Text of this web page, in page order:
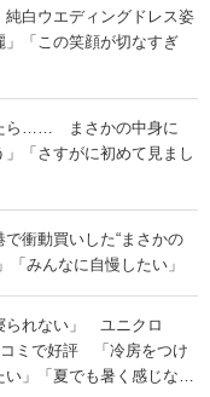
純白ウエディングドレス姿
「この笑顔が切なすぎ
ら…… まさかの中身に
」「さすがに初めて見まし
で衝動買いした“まさかの
「みんなに自慢したい」
られない」 ユニクロ
コミで好評 「冷房をつけ
」「夏でも暑く感じな